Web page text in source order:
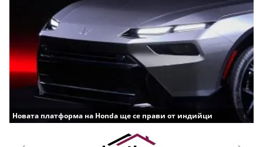
Новата платформа на Honda ще се прави от индийци